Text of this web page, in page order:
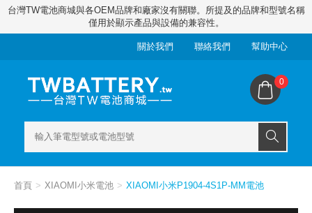
台灣TW電池商城與各OEM品牌和廠家沒有關聯。所提及的品牌和型號名稱
僅用於顯示產品與設備的兼容性。
關於我們 聯絡我們 幫助中心
0
首頁 XIAOMI小米電池 XIAOMI小米P1904-4S1P-MM電池